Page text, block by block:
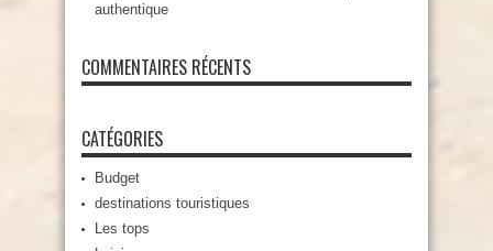
authentique
COMMENTAIRES RÉCENTS
CATÉGORIES
Budget
destinations touristiques
Les tops